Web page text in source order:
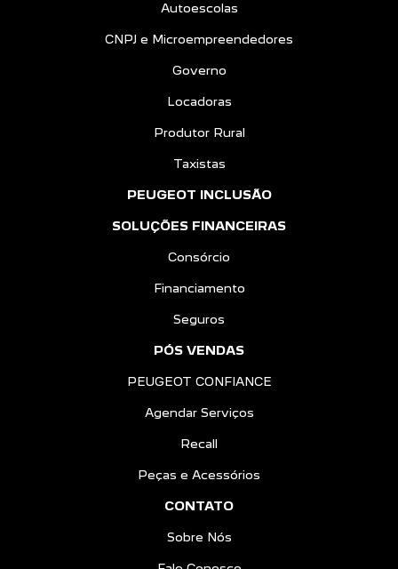
Autoescolas
CNPJ e Microempreendedores
Governo
Locadoras
Produtor Rural
Taxistas
PEUGEOT INCLUSÃO
SOLUÇÕES FINANCEIRAS
Consórcio
Financiamento
Seguros
PÓS VENDAS
PEUGEOT CONFIANCE
Agendar Serviços
Recall
Peças e Acessórios
CONTATO
Sobre Nós